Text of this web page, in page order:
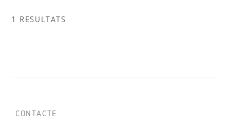
1 RESULTATS
CONTACTE